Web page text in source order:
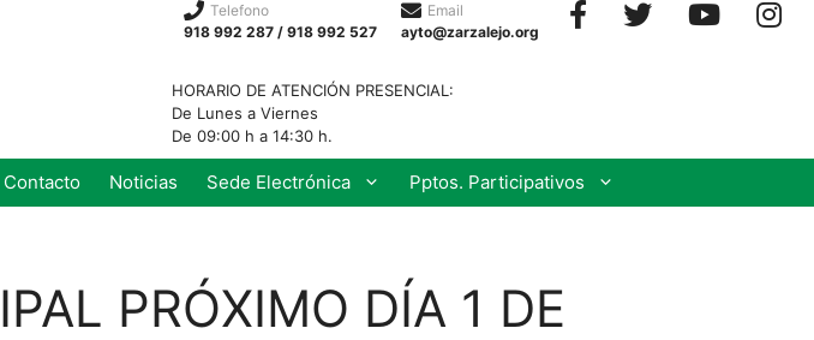
Telefono
918 992 287 / 918 992 527
Email
ayto@zarzalejo.org
HORARIO DE ATENCIÓN PRESENCIAL:
De Lunes a Viernes
De 09:00 h a 14:30 h.
Contacto Noticias Sede Electrónica Pptos. Participativos
PRÓXIMO DÍA 1 DE